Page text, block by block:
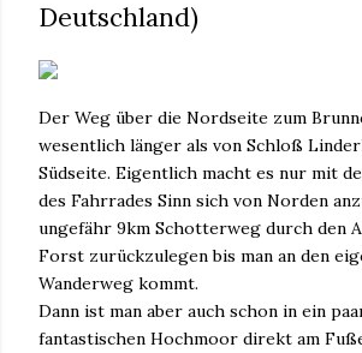
Deutschland)
Der Weg über die Nordseite zum
wesentlich länger als von Schloß
Südseite. Eigentlich macht es nur mit
des Fahrrades Sinn sich von Norden
ungefähr 9km Schotterweg durch den
Forst zurückzulegen bis man an den
Wanderweg kommt.
Dann ist man aber auch schon in ein
fantastischen Hochmoor direkt am